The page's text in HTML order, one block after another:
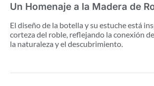
Un Homenaje a la Madera de
El diseño de la botella y su estuche está
corteza del roble, reflejando la conexión
la naturaleza y el descubrimiento.